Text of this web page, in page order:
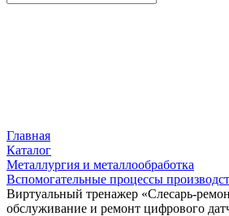
Главная
Каталог
Металлургия и металлообработка
Вспомогательные процессы
Виртуальный тренажер «Слесарь-
обслуживание и ремонт цифрового